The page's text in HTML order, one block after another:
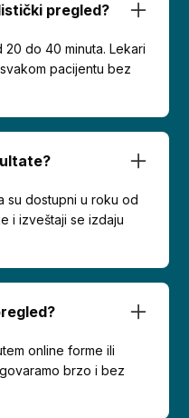
pregled?
do 40 minuta. Lekari
pacijentu bez
su dostupni u roku od
i izveštaji se izdaju
online forme ili
brzo i bez